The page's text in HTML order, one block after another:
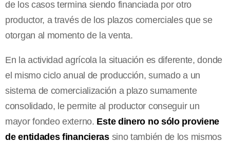
de los casos termina siendo financiada por otro
productor, a través de los plazos comerciales que se
otorgan al momento de la venta.
En la actividad agrícola la situación es diferente, donde
el mismo ciclo anual de producción, sumado a un
sistema de comercialización a plazo sumamente
consolidado, le permite al productor conseguir un
mayor fondeo externo. Este dinero no sólo proviene
de entidades financierassino también de los mismos